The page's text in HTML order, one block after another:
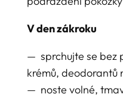
V den zákroku
— sprchujte se bez
krémů, deodorantů
— noste volné,